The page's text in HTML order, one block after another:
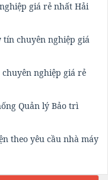
giá rẻ nhất Hải
tín chuyên nghiệp giá
nghiệp giá rẻ
Quản lý Bảo trì
theo yêu cầu nhà máy